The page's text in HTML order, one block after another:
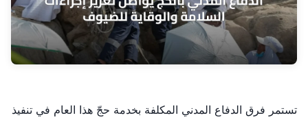
تستمر فرق الدفاع المدني المكلفة بخدمة حجّ هذا العام في تنفيذ